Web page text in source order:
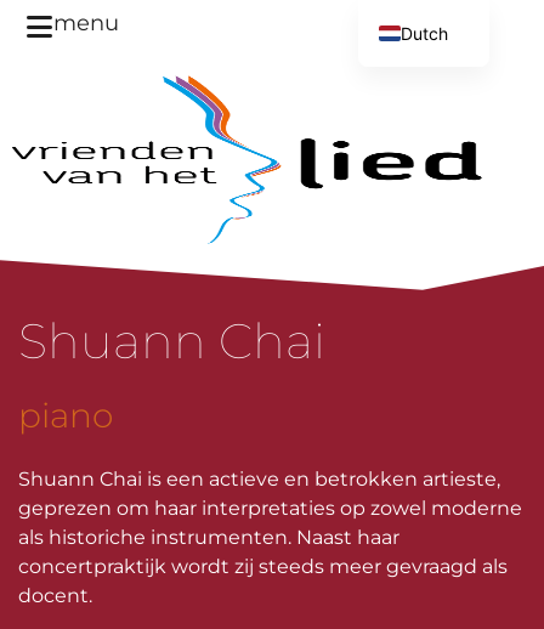
menu
Shuann Chai
piano
Shuann Chai is een actieve en betrokken artieste,
geprezen om haar interpretaties op zowel moderne
als historiche instrumenten. Naast haar
concertpraktijk wordt zij steeds meer gevraagd als
docent.
Dutch